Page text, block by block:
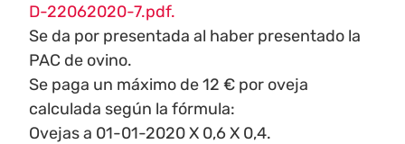
D-22062020-7.pdf.
Se da por presentada al haber presentado la
PAC de ovino.
Se paga un máximo de 12 € por oveja
calculada según la fórmula:
Ovejas a 01-01-2020 X 0,6 X 0,4.